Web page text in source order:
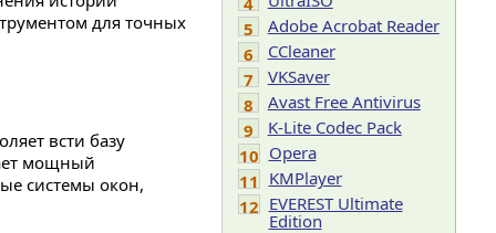
для точных
всти базу
мощный
системы окон,
5
Adobe Acrobat Reader
6
CCleaner
7
VKSaver
8
Avast Free Antivirus
9
K-Lite Codec Pack
10 Opera
11 KMPlayer
12 EVEREST Ultimate
Edition